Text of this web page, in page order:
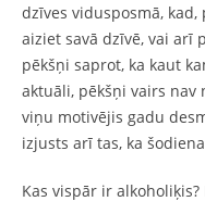
dzīves vidusposmā,
aiziet savā dzīvē, vai arī
pēkšņi saprot, ka kaut
aktuāli, pēkšņi vairs nav
viņu motivējis gadu
izjusts arī tas, ka
Kas vispār ir